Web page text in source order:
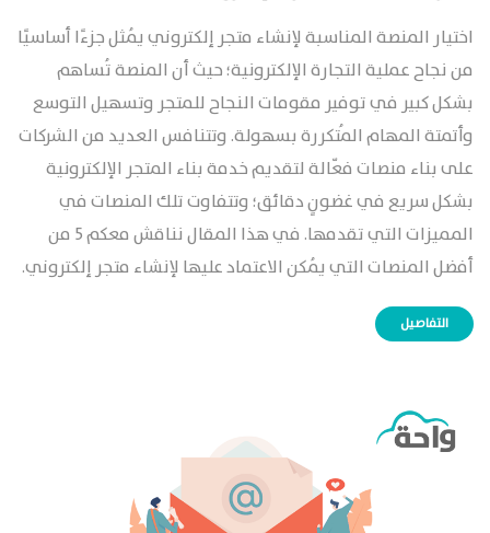
اختيار المنصة المناسبة لإنشاء متجر إلكتروني يُمثل جزءًا أساسيًا
من نجاح عملية التجارة الإلكترونية؛ حيث أن المنصة تُساهم
بشكل كبير في توفير مقومات النجاح للمتجر وتسهيل التوسع
وأتمتة المهام المُتكررة بسهولة. وتتنافس العديد من الشركات
على بناء منصات فعّالة لتقديم خدمة بناء المتجر الإلكترونية
بشكل سريع في غضونٍ دقائق؛ وتتفاوت تلك المنصات في
المميزات التي تقدمها. في هذا المقال نناقش معكم 5 من
أفضل المنصات التي يُمكن الاعتماد عليها لإنشاء متجر إلكتروني.
التفاصيل